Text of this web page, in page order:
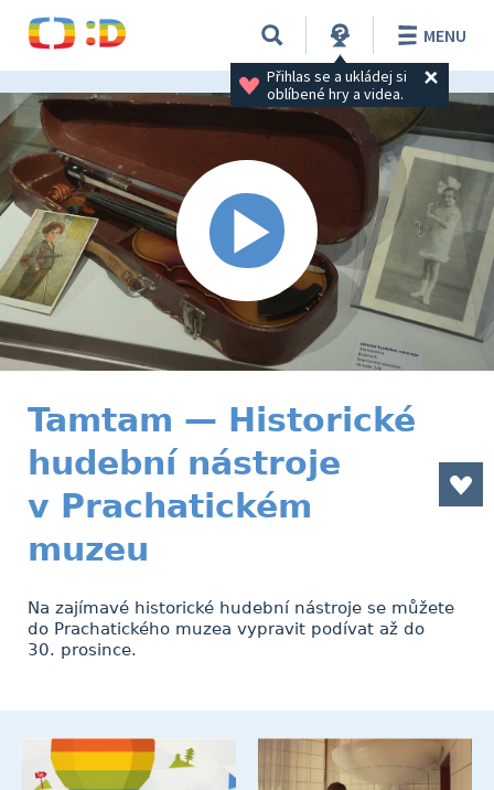
Přihlas se a ukládej si
oblíbené hry a videa.
MENU
Tamtam — Historické
hudební nástroje
v Prachatickém
muzeu
Na zajímavé historické hudební nástroje se můžete
do Prachatického muzea vypravit podívat až do
30. prosince.